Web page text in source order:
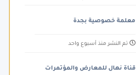
معلمة خصوصية بجدة
تم النشر منذ أسبوع واحد
قناة نهال للمعارض والمؤتمرات